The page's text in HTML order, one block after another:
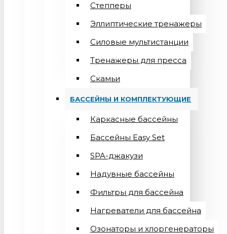
Степперы
Эллиптические тренажеры
Силовые мультистанции
Тренажеры для пресса
Скамьи
БАССЕЙНЫ И КОМПЛЕКТУЮЩИЕ
Каркасные бассейны
Бассейны Easy Set
SPA-джакузи
Надувные бассейны
Фильтры для бассейна
Нагреватели для бассейна
Озонаторы и хлоргенераторы